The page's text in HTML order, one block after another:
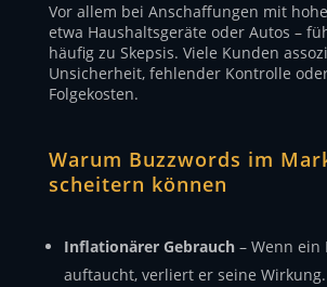
Vor allem bei Anschaffungen mit
etwa Haushaltsgeräte oder Autos –
häufig zu Skepsis. Viele Kunden
Unsicherheit, fehlender Kontrolle
Folgekosten.
Warum Buzzwords im
scheitern können
Inflationärer Gebrauch– Wenn ein
auftaucht, verliert er seine Wirkung.